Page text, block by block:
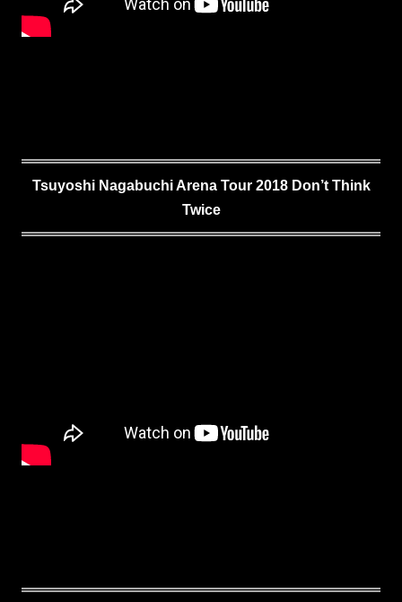
Tsuyoshi Nagabuchi Arena Tour 2018 Don’t Think
Twice